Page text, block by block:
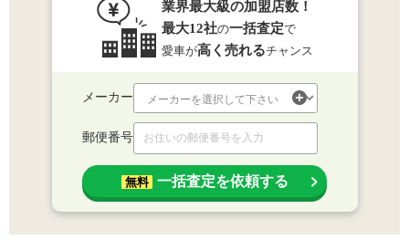
業界最大級の加盟店数！
最大12社の一括査定で
愛車が高く売れるチャンス
メーカー
郵便番号
無料 一括査定を依頼する